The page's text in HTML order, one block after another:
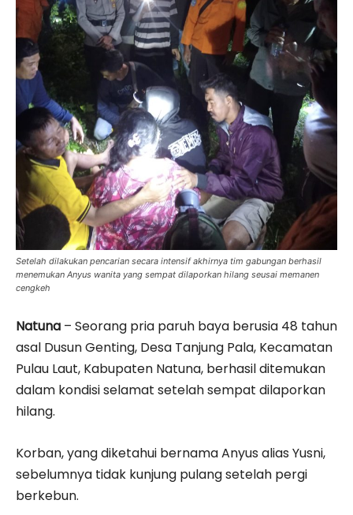
Setelah dilakukan pencarian secara intensif akhirnya tim gabungan berhasil
menemukan Anyus wanita yang sempat dilaporkan hilang seusai memanen
cengkeh
Natuna – Seorang pria paruh baya berusia 48 tahun
asal Dusun Genting, Desa Tanjung Pala, Kecamatan
Pulau Laut, Kabupaten Natuna, berhasil ditemukan
dalam kondisi selamat setelah sempat dilaporkan
hilang.
Korban, yang diketahui bernama Anyus alias Yusni,
sebelumnya tidak kunjung pulang setelah pergi
berkebun.